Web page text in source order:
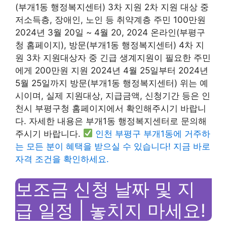
(부개1동 행정복지센터) 3차 지원 2차 지원 대상 중
저소득층, 장애인, 노인 등 취약계층 주민 100만원
2024년 3월 20일 ~ 4월 20, 2024 온라인(부평구
청 홈페이지), 방문(부개1동 행정복지센터) 4차 지
원 3차 지원대상자 중 긴급 생계지원이 필요한 주민
에게 200만원 지원 2024년 4월 25일부터 2024년
5월 25일까지 방문(부개1동 행정복지센터) 위는 예
시이며, 실제 지원대상, 지급금액, 신청기간 등은 인
천시 부평구청 홈페이지에서 확인해주시기 바랍니
다. 자세한 내용은 부개1동 행정복지센터로 문의해
주시기 바랍니다.
인천 부평구 부개1동에 거주하
는 모든 분이 혜택을 받으실 수 있습니다! 지금 바로
자격 조건을 확인하세요.
보조금 신청 날짜 및 지
급 일정 | 놓치지 마세요!